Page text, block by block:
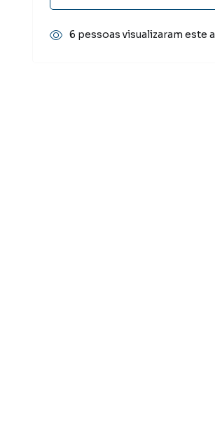
6 pessoas visualizaram este